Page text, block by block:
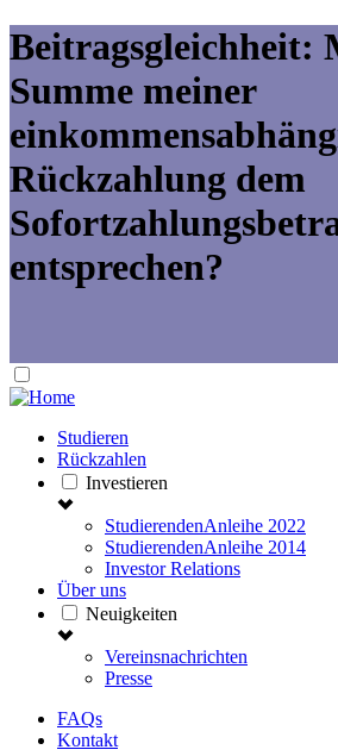
Beitragsgleichheit:
Summe meiner
Rückzahlung dem
entsprechen?
Studieren
Rückzahlen
Investieren
StudierendenAnleihe 2022
StudierendenAnleihe 2014
Investor Relations
Über uns
Neuigkeiten
Vereinsnachrichten
Presse
FAQs
Kontakt